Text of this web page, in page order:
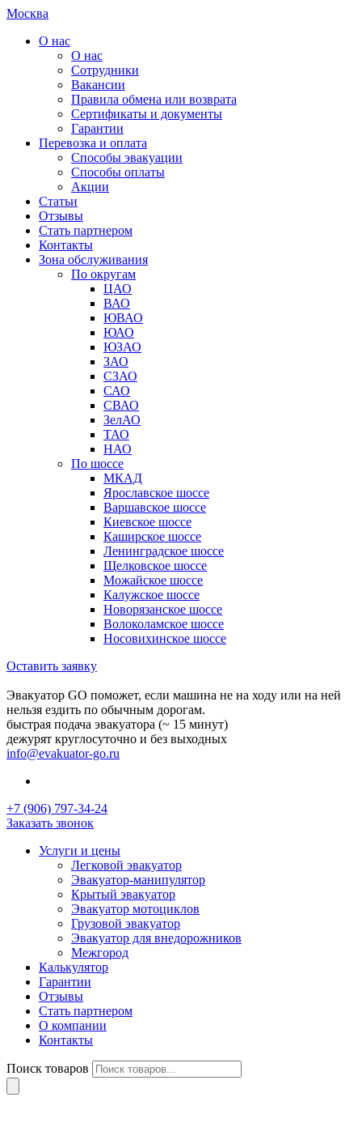
Москва
О нас
О нас
Сотрудники
Вакансии
Правила обмена или возврата
Сертификаты и документы
Гарантии
Перевозка и оплата
Способы эвакуации
Способы оплаты
Акции
Статьи
Отзывы
Стать партнером
Контакты
Зона обслуживания
По округам
ЦАО
ВАО
ЮВАО
ЮАО
ЮЗАО
ЗАО
СЗАО
САО
СВАО
ЗелАО
ТАО
НАО
По шоссе
МКАД
Ярославское шоссе
Варшавское шоссе
Киевское шоссе
Каширское шоссе
Ленинградское шоссе
Щелковское шоссе
Можайское шоссе
Калужское шоссе
Новорязанское шоссе
Волоколамское шоссе
Носовихинское шоссе
Оставить заявку
Эвакуатор GO поможет, если машина не на ходу или на ней
нельзя ездить по обычным дорогам.
быстрая подача эвакуатора (~ 15 минут)
дежурят круглосуточно и без выходных
info@evakuator-go.ru
+7 (906) 797-34-24
Заказать звонок
Услуги и цены
Легковой эвакуатор
Эвакуатор-манипулятор
Крытый эвакуатор
Эвакуатор мотоциклов
Грузовой эвакуатор
Эвакуатор для внедорожников
Межгород
Калькулятор
Гарантии
Отзывы
Стать партнером
О компании
Контакты
Поиск товаров